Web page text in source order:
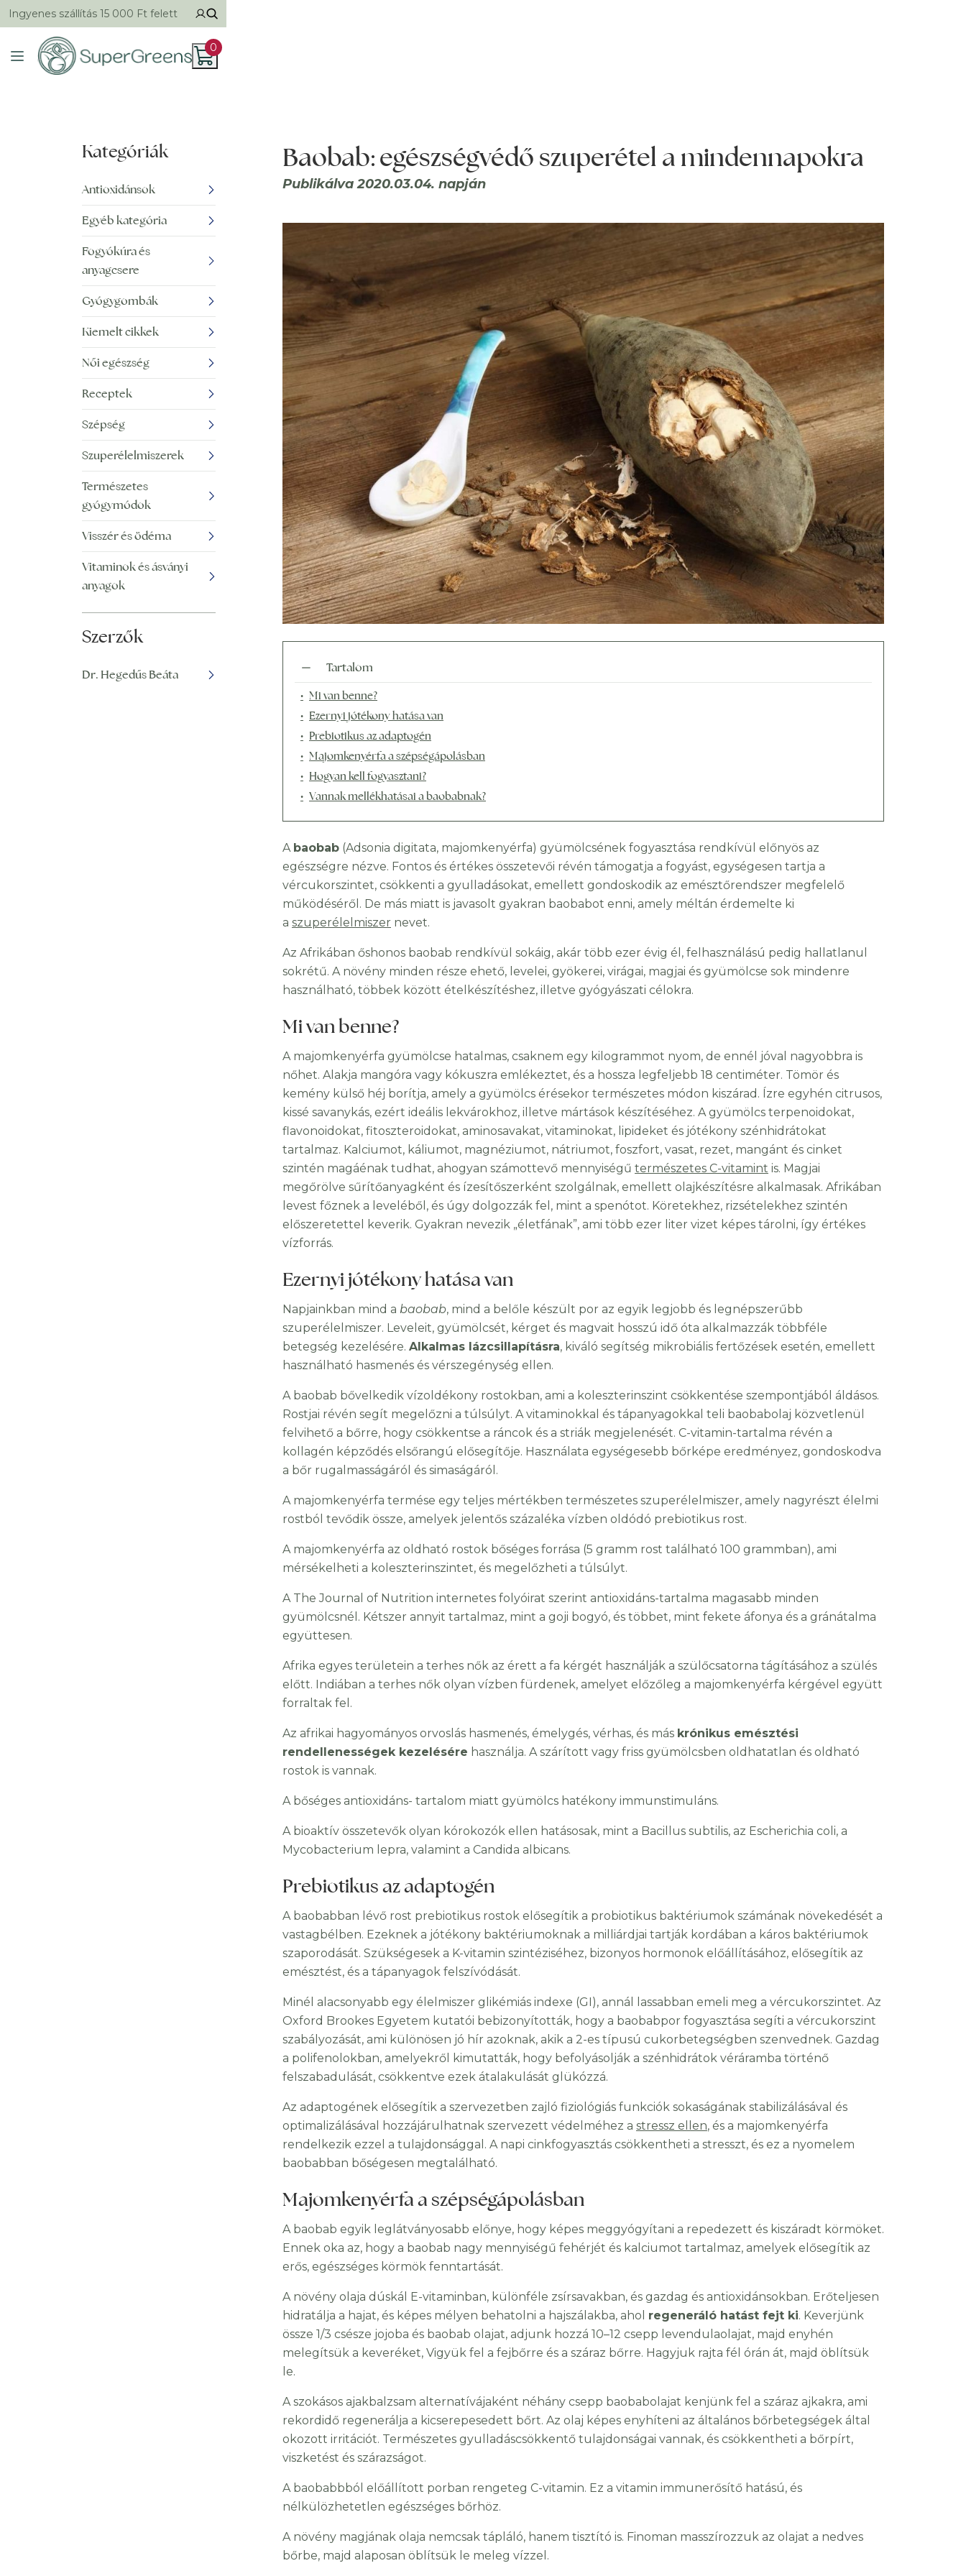
Ingyenes szállítás 15 000 Ft felett
0
Baobab: egészségvédő szuperétel a mindennapokra
Publikálva 2020.03.04. napján
Tartalom
Mi van benne?
Ezernyi jótékony hatása van
Prebiotikus az adaptogén
Majomkenyérfa a szépségápolásban
Hogyan kell fogyasztani?
Vannak mellékhatásai a baobabnak?
A baobab (Adsonia digitata, majomkenyérfa) gyümölcsének fogyasztása rendkívül előnyös az
egészségre nézve. Fontos és értékes összetevői révén támogatja a fogyást, egységesen tartja a
vércukorszintet, csökkenti a gyulladásokat, emellett gondoskodik az emésztőrendszer megfelelő
működéséről. De más miatt is javasolt gyakran baobabot enni, amely méltán érdemelte ki
a szuperélelmiszer nevet.
Az Afrikában őshonos baobab rendkívül sokáig, akár több ezer évig él, felhasználású pedig hallatlanul
sokrétű. A növény minden része ehető, levelei, gyökerei, virágai, magjai és gyümölcse sok mindenre
használható, többek között ételkészítéshez, illetve gyógyászati célokra.
Mi van benne?
A majomkenyérfa gyümölcse hatalmas, csaknem egy kilogrammot nyom, de ennél jóval nagyobbra is
nőhet. Alakja mangóra vagy kókuszra emlékeztet, és a hossza legfeljebb 18 centiméter. Tömör és
kemény külső héj borítja, amely a gyümölcs érésekor természetes módon kiszárad. Ízre egyhén citrusos,
kissé savanykás, ezért ideális lekvárokhoz, illetve mártások készítéséhez. A gyümölcs terpenoidokat,
flavonoidokat, fitoszteroidokat, aminosavakat, vitaminokat, lipideket és jótékony szénhidrátokat
tartalmaz. Kalciumot, káliumot, magnéziumot, nátriumot, foszfort, vasat, rezet, mangánt és cinket
szintén magáénak tudhat, ahogyan számottevő mennyiségű természetes C-vitamint is. Magjai
megőrölve sűrítőanyagként és ízesítőszerként szolgálnak, emellett olajkészítésre alkalmasak. Afrikában
levest főznek a leveléből, és úgy dolgozzák fel, mint a spenótot. Köretekhez, rizsételekhez szintén
előszeretettel keverik. Gyakran nevezik „életfának”, ami több ezer liter vizet képes tárolni, így értékes
vízforrás.
Ezernyi jótékony hatása van
Napjainkban mind a baobab, mind a belőle készült por az egyik legjobb és legnépszerűbb
szuperélelmiszer. Leveleit, gyümölcsét, kérget és magvait hosszú idő óta alkalmazzák többféle
betegség kezelésére. Alkalmas lázcsillapításra, kiváló segítség mikrobiális fertőzések esetén, emellett
használható hasmenés és vérszegénység ellen.
A baobab bővelkedik vízoldékony rostokban, ami a koleszterinszint csökkentése szempontjából áldásos.
Rostjai révén segít megelőzni a túlsúlyt. A vitaminokkal és tápanyagokkal teli baobabolaj közvetlenül
felvihető a bőrre, hogy csökkentse a ráncok és a striák megjelenését. C-vitamin-tartalma révén a
kollagén képződés elsőrangú elősegítője. Használata egységesebb bőrképe eredményez, gondoskodva
a bőr rugalmasságáról és simaságáról.
A majomkenyérfa termése egy teljes mértékben természetes szuperélelmiszer, amely nagyrészt élelmi
rostból tevődik össze, amelyek jelentős százaléka vízben oldódó prebiotikus rost.
A majomkenyérfa az oldható rostok bőséges forrása (5 gramm rost található 100 grammban), ami
mérsékelheti a koleszterinszintet, és megelőzheti a túlsúlyt.
A The Journal of Nutrition internetes folyóirat szerint antioxidáns-tartalma magasabb minden
gyümölcsnél. Kétszer annyit tartalmaz, mint a goji bogyó, és többet, mint fekete áfonya és a gránátalma
együttesen.
Afrika egyes területein a terhes nők az érett a fa kérgét használják a szülőcsatorna tágításához a szülés
előtt. Indiában a terhes nők olyan vízben fürdenek, amelyet előzőleg a majomkenyérfa kérgével együtt
forraltak fel.
Az afrikai hagyományos orvoslás hasmenés, émelygés, vérhas, és más krónikus emésztési
rendellenességek kezelésére használja. A szárított vagy friss gyümölcsben oldhatatlan és oldható
rostok is vannak.
A bőséges antioxidáns- tartalom miatt gyümölcs hatékony immunstimuláns.
A bioaktív összetevők olyan kórokozók ellen hatásosak, mint a Bacillus subtilis, az Escherichia coli, a
Mycobacterium lepra, valamint a Candida albicans.
Prebiotikus az adaptogén
A baobabban lévő rost prebiotikus rostok elősegítik a probiotikus baktériumok számának növekedését a
vastagbélben. Ezeknek a jótékony baktériumoknak a milliárdjai tartják kordában a káros baktériumok
szaporodását. Szükségesek a K-vitamin szintéziséhez, bizonyos hormonok előállításához, elősegítik az
emésztést, és a tápanyagok felszívódását.
Minél alacsonyabb egy élelmiszer glikémiás indexe (GI), annál lassabban emeli meg a vércukorszintet. Az
Oxford Brookes Egyetem kutatói bebizonyították, hogy a baobabpor fogyasztása segíti a vércukorszint
szabályozását, ami különösen jó hír azoknak, akik a 2-es típusú cukorbetegségben szenvednek. Gazdag
a polifenolokban, amelyekről kimutatták, hogy befolyásolják a szénhidrátok véráramba történő
felszabadulását, csökkentve ezek átalakulását glükózzá.
Az adaptogének elősegítik a szervezetben zajló fiziológiás funkciók sokaságának stabilizálásával és
optimalizálásával hozzájárulhatnak szervezett védelméhez a stressz ellen, és a majomkenyérfa
rendelkezik ezzel a tulajdonsággal. A napi cinkfogyasztás csökkentheti a stresszt, és ez a nyomelem
baobabban bőségesen megtalálható.
Majomkenyérfa a szépségápolásban
A baobab egyik leglátványosabb előnye, hogy képes meggyógyítani a repedezett és kiszáradt körmöket.
Ennek oka az, hogy a baobab nagy mennyiségű fehérjét és kalciumot tartalmaz, amelyek elősegítik az
erős, egészséges körmök fenntartását.
A növény olaja dúskál E-vitaminban, különféle zsírsavakban, és gazdag és antioxidánsokban. Erőteljesen
hidratálja a hajat, és képes mélyen behatolni a hajszálakba, ahol regeneráló hatást fejt ki. Keverjünk
össze 1/3 csésze jojoba és baobab olajat, adjunk hozzá 10–12 csepp levendulaolajat, majd enyhén
melegítsük a keveréket, Vigyük fel a fejbőrre és a száraz bőrre. Hagyjuk rajta fél órán át, majd öblítsük
le.
A szokásos ajakbalzsam alternatívájaként néhány csepp baobabolajat kenjünk fel a száraz ajkakra, ami
rekordidő regenerálja a kicserepesedett bőrt. Az olaj képes enyhíteni az általános bőrbetegségek által
okozott irritációt. Természetes gyulladáscsökkentő tulajdonságai vannak, és csökkentheti a bőrpírt,
viszketést és szárazságot.
A baobabbból előállított porban rengeteg C-vitamin. Ez a vitamin immunerősítő hatású, és
nélkülözhetetlen egészséges bőrhöz.
A növény magjának olaja nemcsak tápláló, hanem tisztító is. Finoman masszírozzuk az olajat a nedves
bőrbe, majd alaposan öblítsük le meleg vízzel.
Kategóriák
Antioxidánsok
Egyéb kategória
Fogyókúra és
anyagcsere
Gyógygombák
Kiemelt cikkek
Női egészség
Receptek
Szépség
Szuperélelmiszerek
Természetes
gyógymódok
Visszér és ödéma
Vitaminok és ásványi
anyagok
Szerzők
Dr. Hegedűs Beáta